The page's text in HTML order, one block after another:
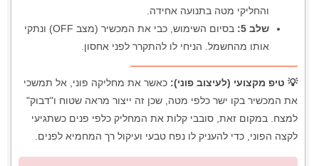
והחליקי מטה בתנועה אחידה.
שלב 5:
בסיום השימוש, כבי את המכשיר (מצב OFF) ונתקי
אותו מהחשמל. הניחי לו להתקרר לפני אחסון.
💡 טיפ מקצועי (לעיצוב פוני): כאשר את מחליקה פוני, אל תמשכי
את המכשיר בקו ישר כלפי מטה, שכן זה ייצור מראה שטוח ו"דבוק"
למצח. במקום זאת, סובבי קלות את המחליק כלפי פנים כשתגיעי
לקצה הפוני, כדי להעניק לו נפח טבעי ועיקול רך המחמיא לפנים.